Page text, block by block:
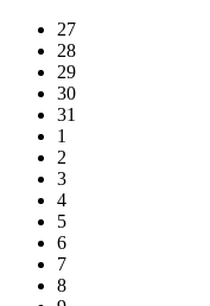
27
28
29
30
31
1
2
3
4
5
6
7
8